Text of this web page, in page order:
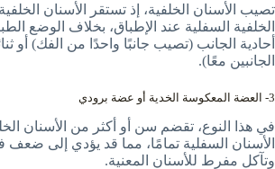
تصيب الأسنان الخلفية، إذ تستقر الأسنان
الخلفية السفلية عند الإطباق، بخلاف الوضع
أحادية الجانب (تصيب جانبًا واحدًا من الفك) أو
الجانبين معًا).
3- العضة المعكوسة الخدية أو عضة برودي
في هذا النوع، تقضم سن أو أكثر من الأسنان
الأسنان السفلية تمامًا، مما قد يؤدي إلى
وتآكل مفرط للأسنان المعنية.